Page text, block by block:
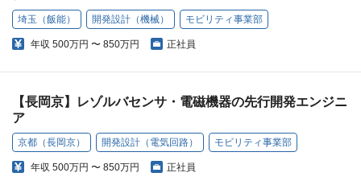
埼玉（飯能） 開発設計（機械） モビリティ事業部
年収 500万円 〜 850万円 正社員
【長岡京】レゾルバセンサ・電磁機器の先行開発エンジニ
ア
京都（長岡京） 開発設計（電気回路） モビリティ事業部
年収 500万円 〜 850万円 正社員